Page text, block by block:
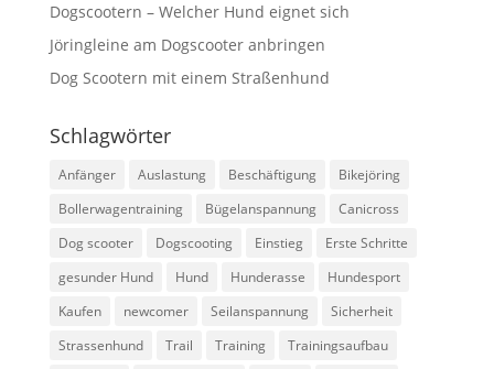
Dogscootern – Welcher Hund eignet sich
Jöringleine am Dogscooter anbringen
Dog Scootern mit einem Straßenhund
Schlagwörter
Anfänger Auslastung Beschäftigung
Bikejöring
Bollerwagentraining
Bügelanspannung
Canicross
Dog scooter
Dogscooting Einstieg
Erste Schritte
gesunder Hund
Hund Hunderasse
Hundesport
Kaufen
newcomer Seilanspannung
Sicherheit
Strassenhund
Trail Training
Trainingsaufbau